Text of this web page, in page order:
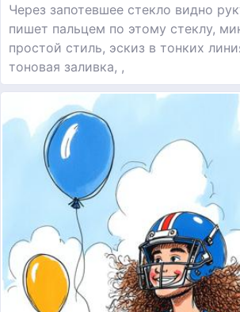
Через запотевшее стекло видно
пишет пальцем по этому стеклу,
простой стиль, эскиз в тонких
тоновая заливка, ,